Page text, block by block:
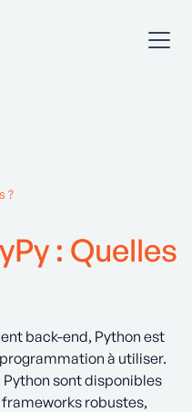
?
: Quelles
back-end, Python est
à utiliser.
sont disponibles
robustes,